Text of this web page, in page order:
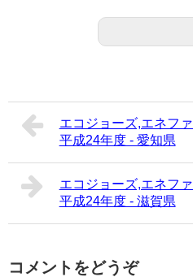
エコジョーズ,エネフ
平成24年度 - 愛知県
エコジョーズ,エネフ
平成24年度 - 滋賀県
コメントをどうぞ